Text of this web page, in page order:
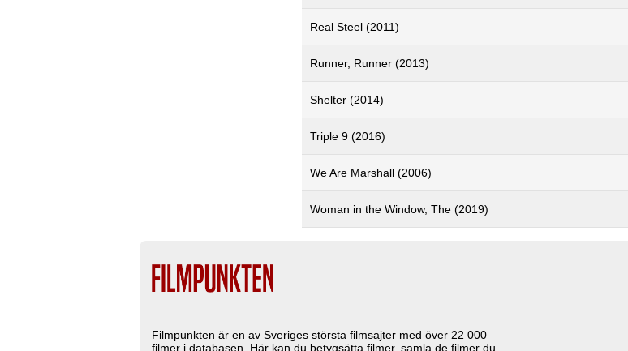
Real Steel (2011)
Runner, Runner (2013)
Shelter (2014)
Triple 9 (2016)
We Are Marshall (2006)
Woman in the Window, The (2019)
Filmpunkten är en av Sveriges största filmsajter med över 22 000
filmer i databasen. Här kan du betygsätta filmer, samla de filmer du